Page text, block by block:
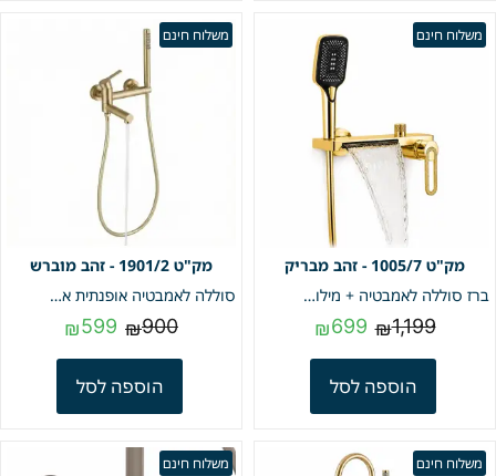
משלוח חינם
1005/7 - זהב מבריק
ברז סוללה לאמבטיה + מילוי מפל + מזלף יד | דגם "לוקאס" | זהב מבריק | מק"ט 1005/7
₪1,199
₪699
הוספה לסל
משלוח חינם
1901/2 - זהב מוברש
סוללה לאמבטיה אופנתית איכותית פיית מילוי מתקפלת + מזלף יד וצינור גמיש | זהב מוברש | מק"ט 1901/2
₪900
₪599
הוספה לסל
משלוח חינם משלוח חינם